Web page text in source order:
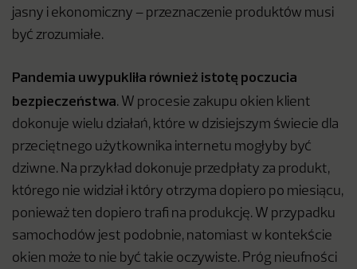
jasny i ekonomiczny – przeznaczenie produktów musi
być zrozumiałe.
Pandemia uwypukliła również istotę poczucia
bezpieczeństwa. W procesie zakupu okien klient
dokonuje wielu działań, które w dzisiejszym świecie dla
przeciętnego użytkownika internetu mogłyby być
dziwne. Na przykład dokonuje przedpłaty za produkt,
którego nie widział i który otrzyma dopiero po miesiącu,
ponieważ ten dopiero trafi na produkcję. W przypadku
samochodów jest podobnie, natomiast w kontekście
okien może to nie być takie oczywiste. Próg nieufności